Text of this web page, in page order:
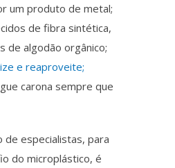
um produto de metal;
de fibra sintética,
de algodão orgânico;
e reaproveite;
carona sempre que
de especialistas, para
do microplástico, é